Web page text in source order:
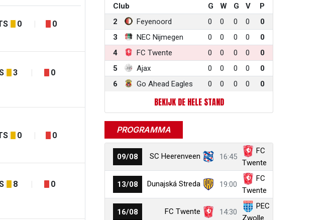
0 0
3 0
0 0
8 0
Club G W G V
P
2
Feyenoord 0 0 0 0
0
3
NEC Nijmegen 0 0 0 0
0
4
FC Twente 0 0 0 0
0
5
Ajax 0 0 0 0
0
6
Go Ahead Eagles 0 0 0 0 0
BEKIJK DE HELE STAND
PROGRAMMA
09/08 SC Heerenveen 16:45
FC
Twente
13/08 Dunajská Streda 19:00
FC
Twente
16/08 FC Twente 14:30
PEC
Zwolle